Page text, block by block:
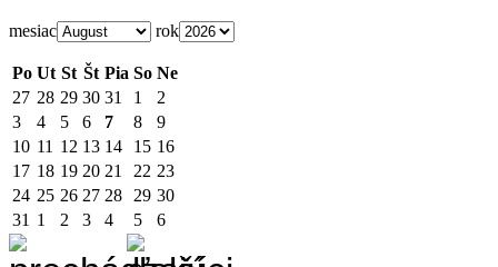
mesiac rok
Po Ut St Št Pia So Ne
27 28 29 30 31 1
2
3
4 5 6 7 8
9
10 11 12 13 14 15 16
17 18 19 20 21 22 23
24 25 26 27 28 29 30
31 1 2 3 4 5 6